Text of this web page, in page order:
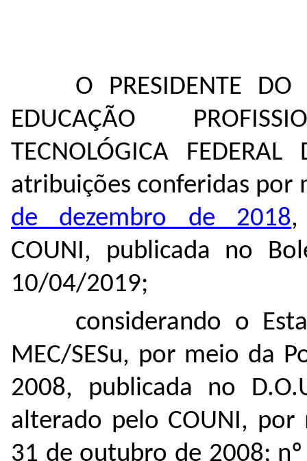
O PRESIDENTE DO
EDUCAÇÃO
TECNOLÓGICA
atribuições conferidas por
de dezembro de 2018,
COUNI, publicada no
10/04/2019;
considerando o
MEC/SESu, por meio da
2008, publicada no
alterado pelo COUNI, por
31 de outubro de 2008;